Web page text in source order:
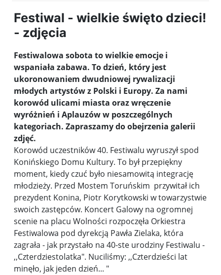
Festiwal - wielkie święto dzieci!
- zdjęcia
Festiwalowa sobota to wielkie emocje i
wspaniała zabawa. To dzień, który jest
ukoronowaniem dwudniowej rywalizacji
młodych artystów z Polski i Europy. Za nami
korowód ulicami miasta oraz wręczenie
wyróżnień i Aplauzów w poszczególnych
kategoriach. Zapraszamy do obejrzenia galerii
zdjęć.
Korowód uczestników 40. Festiwalu wyruszył spod
Konińskiego Domu Kultury. To był przepiękny
moment, kiedy czuć było niesamowitą integrację
młodzieży. Przed Mostem Toruńskim przywitał ich
prezydent Konina, Piotr Korytkowski w towarzystwie
swoich zastępców. Koncert Galowy na ogromnej
scenie na placu Wolności rozpoczęła Orkiestra
Festiwalowa pod dyrekcją Pawła Zielaka, która
zagrała - jak przystało na 40-ste urodziny Festiwalu -
,,Czterdziestolatka". Nuciliśmy: ,,Czterdzieści lat
minęło, jak jeden dzień... "